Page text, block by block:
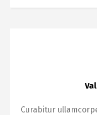
Curabitur